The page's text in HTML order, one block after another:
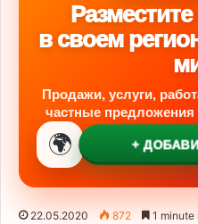
в своем
Продажи, услуги,
частные предложения
🌍 +
22.05.2020 872 1 minute